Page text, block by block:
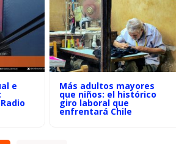
e Más adultos mayores
que niños: el histórico
giro laboral que
enfrentará Chile